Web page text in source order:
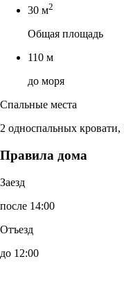
30 м2
Общая площадь
110 м
до моря
Спальные места
2 односпальных кровати,
Правила дома
Заезд
после 14:00
Отъезд
до 12:00